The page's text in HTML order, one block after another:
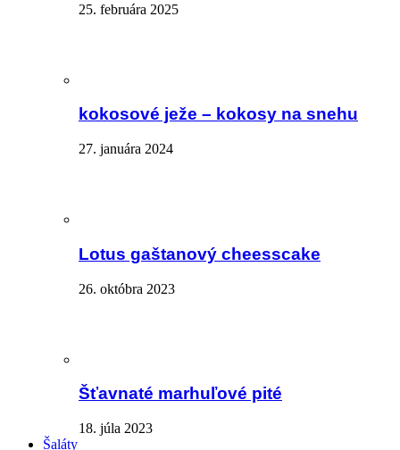
25. februára 2025
kokosové ježe – kokosy na snehu
27. januára 2024
Lotus gaštanový cheesscake
26. októbra 2023
Šťavnaté marhuľové pité
18. júla 2023
Šaláty